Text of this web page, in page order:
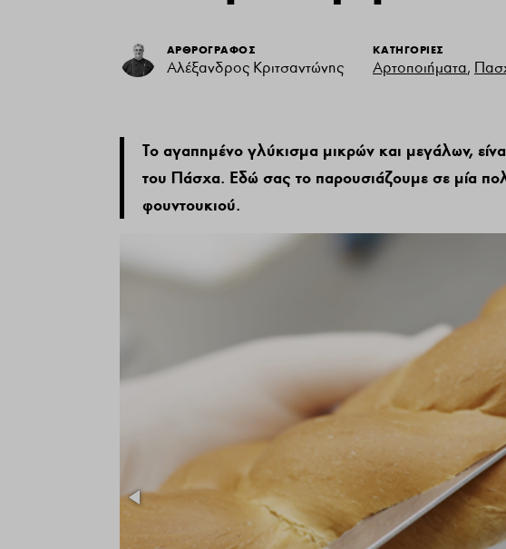
ΑΡΘΡΟΓΡΑΦΟΣ
Αλέξανδρος Κριτσαντώνης
ΚΑΤΗΓΟΡΙΕΣ
Αρτοποιήματα,
Το αγαπημένο γλύκισμα μικρών και μεγάλων,
του Πάσχα. Εδώ σας το παρουσιάζουμε σε μία
φουντουκιού.